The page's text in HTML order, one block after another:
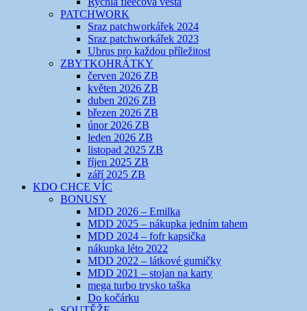
PATCHWORK
Sraz patchworkářek 2024
Sraz patchworkářek 2023
Ubrus pro každou příležitost
ZBYTKOHRÁTKY
červen 2026 ZB
květen 2026 ZB
duben 2026 ZB
březen 2026 ZB
únor 2026 ZB
leden 2026 ZB
listopad 2025 ZB
říjen 2025 ZB
září 2025 ZB
KDO CHCE VÍC
BONUSY
MDD 2026 – Emilka
MDD 2025 – nákupka jedním tahem
MDD 2024 – fofr kapsička
nákupka léto 2022
MDD 2022 – látkové gumičky
MDD 2021 – stojan na karty
mega turbo trysko taška
Do kočárku